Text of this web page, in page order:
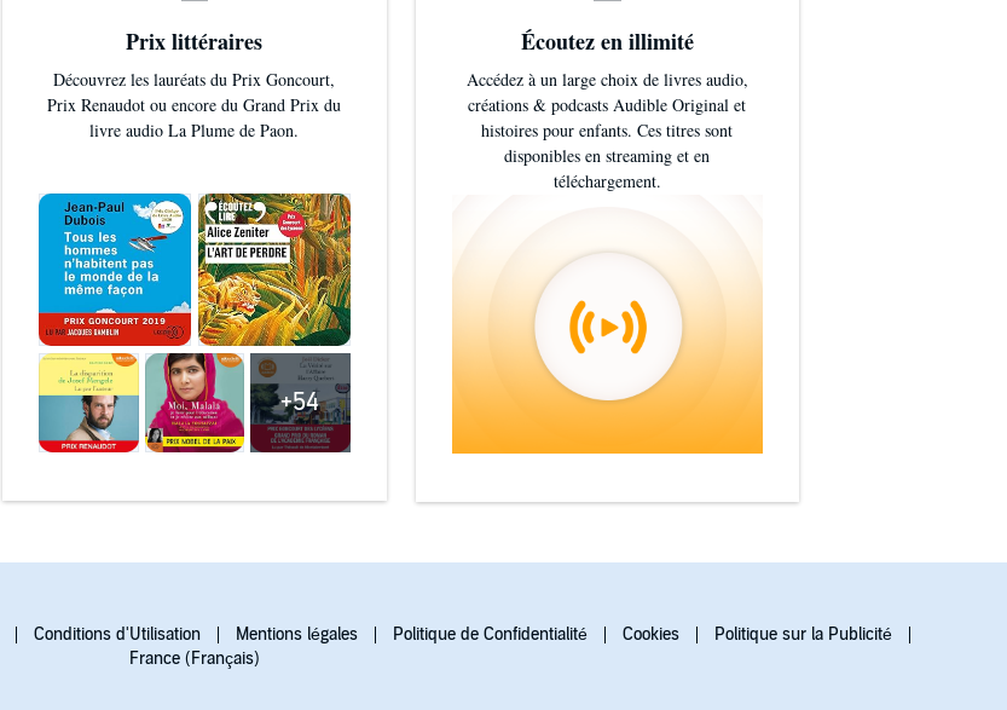
Prix littéraires
Découvrez les lauréats du Prix Goncourt,
Prix Renaudot ou encore du Grand Prix du
livre audio La Plume de Paon.
+54
Écoutez en illimité
Accédez à un large choix de livres audio,
créations & podcasts Audible Original et
histoires pour enfants. Ces titres sont
disponibles en streaming et en
téléchargement.
Conditions d'Utilisation Mentions légales Politique de Confidentialité Cookies
Politique sur la Publicité
France (Français)